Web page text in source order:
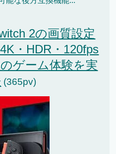
2の画質設定
・HDR・120fps
ゲーム体験を実
(365pv)